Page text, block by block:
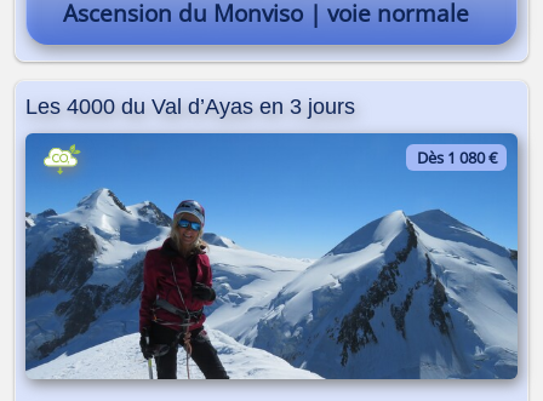
Pourquoi pas vous ? 😎
Ascension du Monviso | voie normale
Les 4000 du Val d’Ayas en 3 jours
Dès 1 080 €